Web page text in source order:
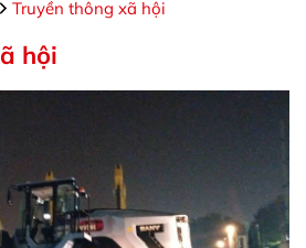
Truyền thông xã hội
hội